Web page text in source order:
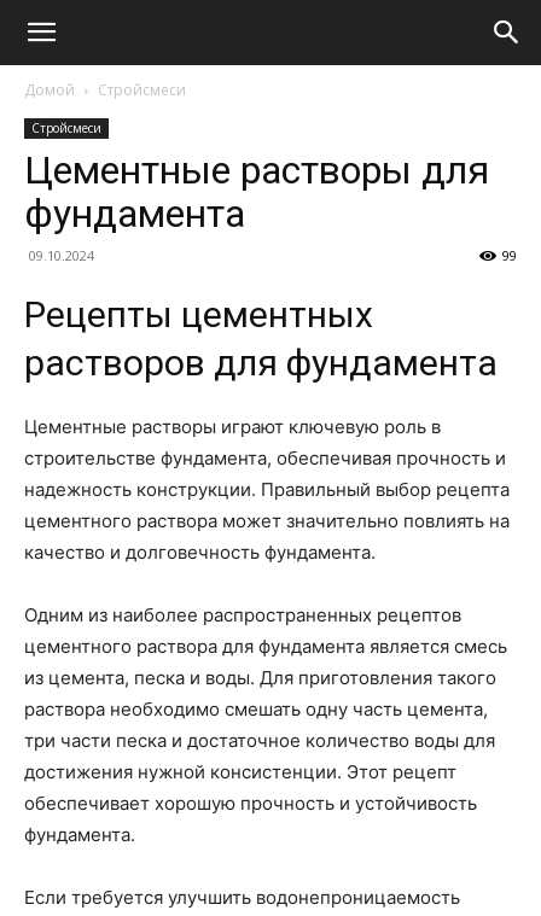
Домой Стройсмеси
Стройсмеси
Цементные растворы для
фундамента
09.10.2024 99
Рецепты цементных
растворов для фундамента
Цементные растворы играют ключевую роль в
строительстве фундамента, обеспечивая прочность и
надежность конструкции. Правильный выбор рецепта
цементного раствора может значительно повлиять на
качество и долговечность фундамента.
Одним из наиболее распространенных рецептов
цементного раствора для фундамента является смесь
из цемента, песка и воды. Для приготовления такого
раствора необходимо смешать одну часть цемента,
три части песка и достаточное количество воды для
достижения нужной консистенции. Этот рецепт
обеспечивает хорошую прочность и устойчивость
фундамента.
Если требуется улучшить водонепроницаемость